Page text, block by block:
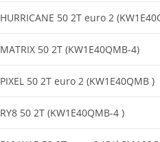
HURRICANE 50 2T euro 2
MATRIX 50 2T (KW1E40QMB-4)
PIXEL 50 2T euro 2 (KW1E40QMB )
RY8 50 2T (KW1E40QMB-4 )